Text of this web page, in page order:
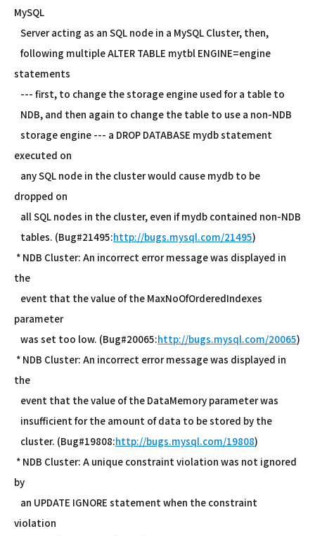
MySQL
Server acting as an SQL node in a MySQL Cluster, then,
following multiple ALTER TABLE mytbl ENGINE=engine
statements
--- first, to change the storage engine used for a table to
NDB, and then again to change the table to use a non-NDB
storage engine --- a DROP DATABASE mydb statement
executed on
any SQL node in the cluster would cause mydb to be
dropped on
all SQL nodes in the cluster, even if mydb contained non-NDB
tables. (Bug#21495:http://bugs.mysql.com/21495)
* NDB Cluster: An incorrect error message was displayed in
the
event that the value of the MaxNoOfOrderedIndexes
parameter
was set too low. (Bug#20065:http://bugs.mysql.com/20065)
* NDB Cluster: An incorrect error message was displayed in
the
event that the value of the DataMemory parameter was
insufficient for the amount of data to be stored by the
cluster. (Bug#19808:http://bugs.mysql.com/19808)
* NDB Cluster: A unique constraint violation was not ignored
by
an UPDATE IGNORE statement when the constraint
violation